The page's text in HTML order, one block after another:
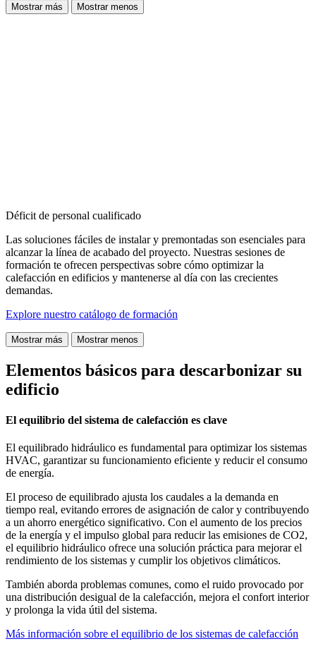
Mostrar más Mostrar menos
Déficit de personal cualificado
Las soluciones fáciles de instalar y premontadas son esenciales para
alcanzar la línea de acabado del proyecto. Nuestras sesiones de
formación te ofrecen perspectivas sobre cómo optimizar la
calefacción en edificios y mantenerse al día con las crecientes
demandas.
Explore nuestro catálogo de formación
Mostrar más Mostrar menos
Elementos básicos para descarbonizar su
edificio
El equilibrio del sistema de calefacción es clave
El equilibrado hidráulico es fundamental para optimizar los sistemas
HVAC, garantizar su funcionamiento eficiente y reducir el consumo
de energía.
El proceso de equilibrado ajusta los caudales a la demanda en
tiempo real, evitando errores de asignación de calor y contribuyendo
a un ahorro energético significativo. Con el aumento de los precios
de la energía y el impulso global para reducir las emisiones de CO2,
el equilibrio hidráulico ofrece una solución práctica para mejorar el
rendimiento de los sistemas y cumplir los objetivos climáticos.
También aborda problemas comunes, como el ruido provocado por
una distribución desigual de la calefacción, mejora el confort interior
y prolonga la vida útil del sistema.
Más información sobre el equilibrio de los sistemas de calefacción